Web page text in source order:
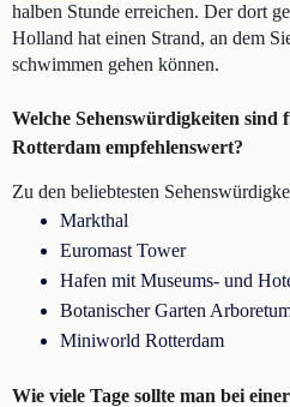
halben Stunde erreichen. Der dort
Holland hat einen Strand, an dem
schwimmen gehen können.
Welche Sehenswürdigkeiten sind
Rotterdam empfehlenswert?
Zu den beliebtesten
Markthal
Euromast Tower
Hafen mit Museums- und
Botanischer Garten
Miniworld Rotterdam
Wie viele Tage sollte man bei